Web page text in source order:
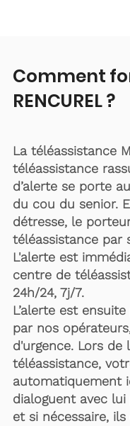
Comment
RENCUREL ?
La téléassistance
téléassistance
d’alerte se porte
du cou du senior.
détresse, le
téléassistance par
L'alerte est
centre de
24h/24, 7j/7.
L’alerte est
par nos
d'urgence. Lors de
téléassistance,
automatiquement
dialoguent avec
et si nécessaire,